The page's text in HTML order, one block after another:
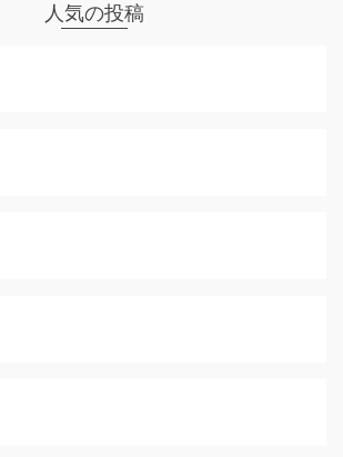
人気の投稿